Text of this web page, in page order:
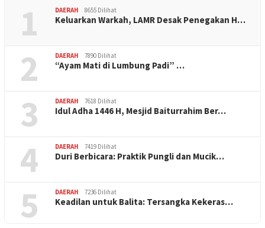
1 DAERAH 8655 Dilihat
Keluarkan Warkah, LAMR Desak Penegakan H…
2 DAERAH 7890 Dilihat
“Ayam Mati di Lumbung Padi” …
3 DAERAH 7618 Dilihat
Idul Adha 1446 H, Mesjid Baiturrahim Ber…
4 DAERAH 7419 Dilihat
Duri Berbicara: Praktik Pungli dan Mucik…
5 DAERAH 7236 Dilihat
Keadilan untuk Balita: Tersangka Kekeras…